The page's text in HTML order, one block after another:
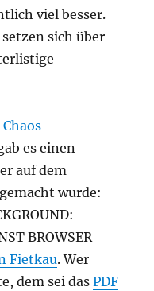
viel besser.
sich über
es einen
auf dem
gemacht wurde:
BROWSER
Fietkau. Wer
dem sei dasPDF